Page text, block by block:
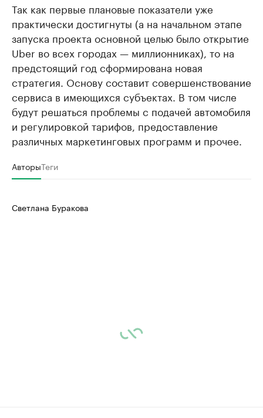
Так как первые плановые показатели уже
практически достигнуты (а на начальном этапе
запуска проекта основной целью было открытие
Uber во всех городах — миллионниках), то на
предстоящий год сформирована новая
стратегия. Основу составит совершенствование
сервиса в имеющихся субъектах. В том числе
будут решаться проблемы с подачей автомобиля
и регулировкой тарифов, предоставление
различных маркетинговых программ и прочее.
АвторыТеги
Светлана Буракова